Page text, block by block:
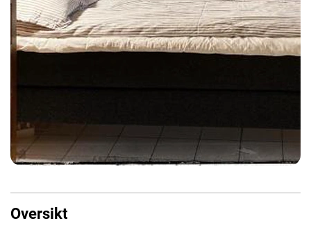
Oversikt